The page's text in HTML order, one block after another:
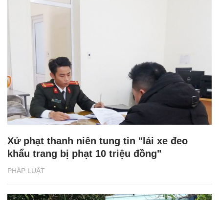
PHÁP LUẬT
Xử phạt thanh niên tung tin "lái xe đeo
khẩu trang bị phạt 10 triệu đồng"